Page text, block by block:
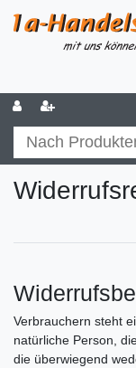
Verbrauchern steht
natürliche Person,
die überwiegend